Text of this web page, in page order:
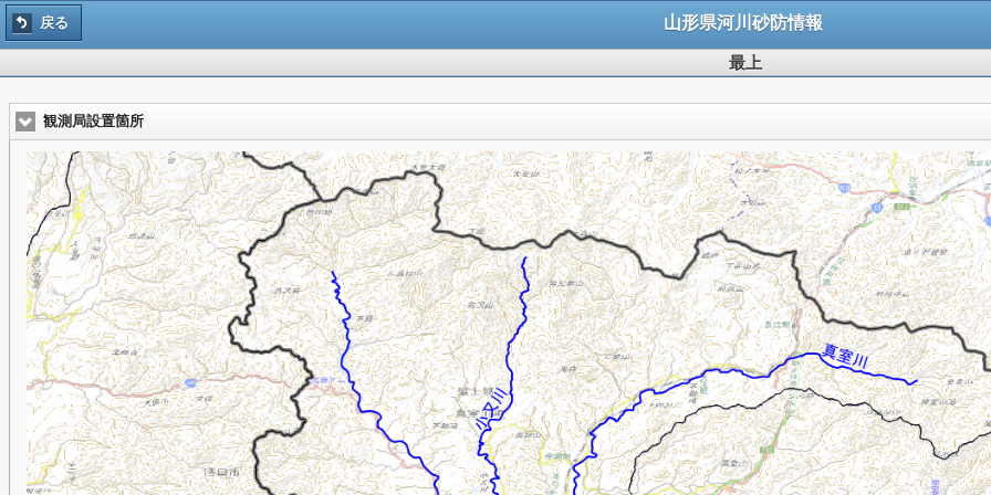
戻る 山形県河川砂防情報
最上
観測局設置箇所